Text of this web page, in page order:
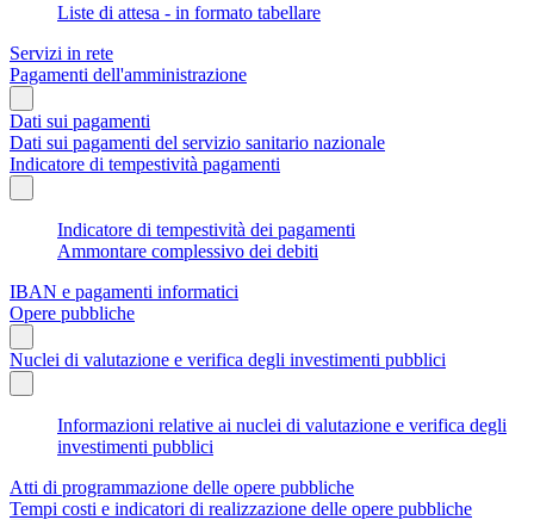
Liste di attesa - in formato tabellare
Servizi in rete
Pagamenti dell'amministrazione
Dati sui pagamenti
Dati sui pagamenti del servizio sanitario nazionale
Indicatore di tempestività pagamenti
Indicatore di tempestività dei pagamenti
Ammontare complessivo dei debiti
IBAN e pagamenti informatici
Opere pubbliche
Nuclei di valutazione e verifica degli investimenti pubblici
Informazioni relative ai nuclei di valutazione e verifica degli
investimenti pubblici
Atti di programmazione delle opere pubbliche
Tempi costi e indicatori di realizzazione delle opere pubbliche